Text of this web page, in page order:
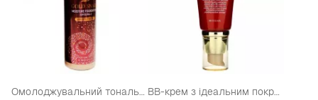
Омолоджувальний тональний крем з муцином равлики BB-крем з ідеальним покриттям, 50 мл